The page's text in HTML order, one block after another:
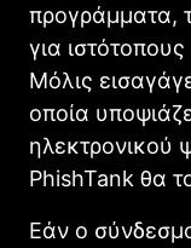
προγράμματα,
για
Μόλις
οποία
ηλεκτρονικού
PhishTank θα
Εάν ο